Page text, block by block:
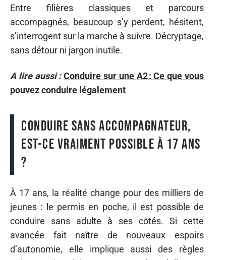
Entre filières classiques et parcours
accompagnés, beaucoup s’y perdent, hésitent,
s’interrogent sur la marche à suivre. Décryptage,
sans détour ni jargon inutile.
A lire aussi : Conduire sur une A2 : Ce que vous
pouvez conduire légalement
Conduire sans accompagnateur,
est-ce vraiment possible à 17 ans
?
À 17 ans, la réalité change pour des milliers de
jeunes : le permis en poche, il est possible de
conduire sans adulte à ses côtés. Si cette
avancée fait naître de nouveaux espoirs
d’autonomie, elle implique aussi des règles